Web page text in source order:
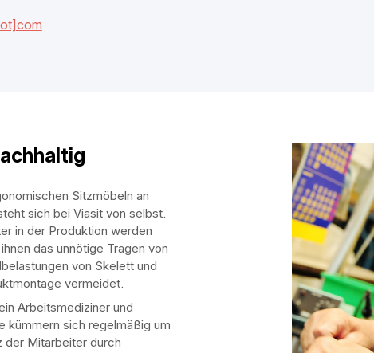
Sitzmöbeln an
sich bei Viasit von selbst.
in der Produktion werden
das unnötige Tragen von
von Skelett und
vermeidet.
Arbeitsmediziner und
kümmern sich regelmäßig um
der Mitarbeiter durch